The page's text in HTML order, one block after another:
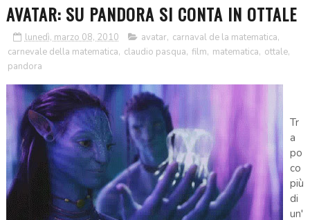
AVATAR: SU PANDORA SI CONTA IN OTTALE
lunedì, marzo 08, 2010 avatar, carnaval de la matematica,
carnevale della matematica, claudio pasqua, film, matematica, ottale,
pandora
Tr
a
po
co
più
di
un'